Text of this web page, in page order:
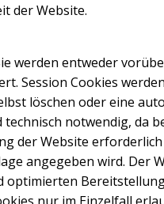
der Website.
werden entweder
Session Cookies
löschen oder eine
notwendig, da
der Website
angegeben wird.